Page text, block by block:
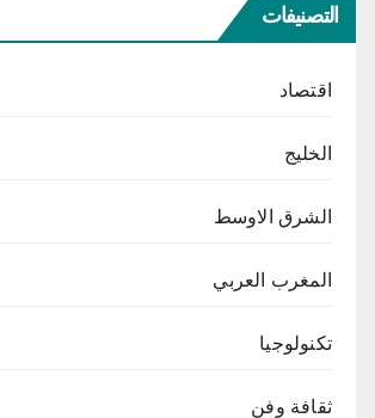
التصنيفات
اقتصاد
الخليج
الشرق الاوسط
المغرب العربي
تكنولوجيا
ثقافة وفن